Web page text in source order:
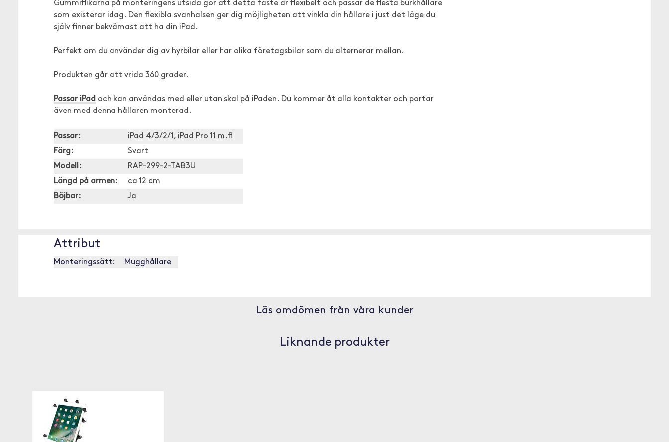
Gummiflikarna på monteringens utsida gör att detta fäste är flexibelt och passar de flesta burkhållare
som existerar idag. Den flexibla svanhalsen ger dig möjligheten att vinkla din hållare i just det läge du
själv finner bekvämast att ha din iPad.
Perfekt om du använder dig av hyrbilar eller har olika företagsbilar som du alternerar mellan.
Produkten går att vrida 360 grader.
Passar iPad och kan användas med eller utan skal på iPaden. Du kommer åt alla kontakter och portar
även med denna hållaren monterad.
Passar:
iPad 4/3/2/1, iPad Pro 11 m.fl
Färg:
Svart
Modell:
RAP-299-2-TAB3U
Längd på armen:
ca 12 cm
Böjbar:
Ja
Attribut
Monteringssätt: Mugghållare
Läs omdömen från våra kunder
Liknande produkter